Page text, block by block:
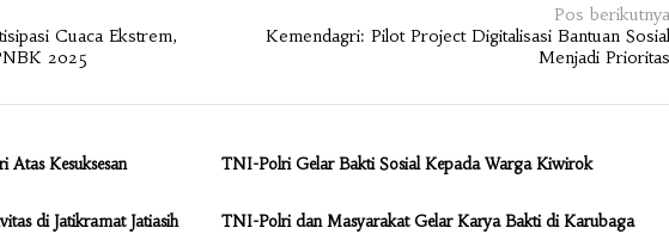
Cuaca Ekstrem,
2025
Pos berikutnya
Kemendagri: Pilot Project Digitalisasi Bantuan Sosial
Menjadi Prioritas
Atas Kesuksesan
TNI-Polri Gelar Bakti Sosial Kepada Warga Kiwirok
di Jatikramat Jatiasih
TNI-Polri dan Masyarakat Gelar Karya Bakti di Karubaga